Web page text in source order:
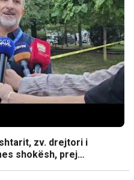
zv. drejtori i
shokësh, prej…